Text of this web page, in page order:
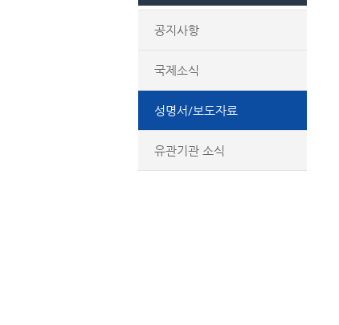
공지사항
국제소식
성명서/보도자료
유관기관 소식